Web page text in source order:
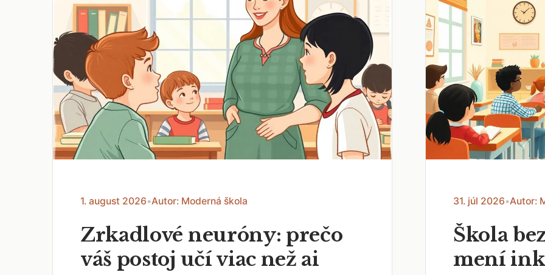
1. august 2026•Autor: Moderná škola
Zrkadlové neuróny: prečo
váš postoj učí viac než ai
31. júl 2026•Autor:
Škola
mení